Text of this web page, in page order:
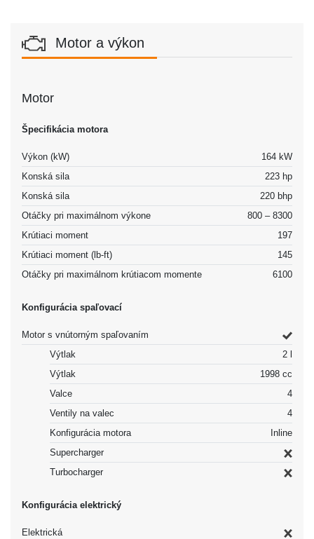
Motor a výkon
Motor
Špecifikácia motora
Výkon (kW)
164 kW
Konská sila
223 hp
Konská sila
220 bhp
Otáčky pri maximálnom výkone
800 – 8300
Krútiaci moment
197
Krútiaci moment (lb-ft)
145
Otáčky pri maximálnom krútiacom momente
6100
Konfigurácia spaľovací
Motor s vnútorným spaľovaním
Výtlak
2 l
Výtlak
1998 cc
Valce
4
Ventily na valec
4
Konfigurácia motora
Inline
Supercharger
Turbocharger
Konfigurácia elektrický
Elektrická